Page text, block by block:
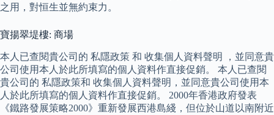
之用，對恒生並無約束力。
寶揚翠堤樓: 商場
本人已查閱貴公司的 私隱政策 和 收集個人資料聲明 ，並同意貴
公司使用本人於此所填寫的個人資料作直接促銷。 本人已查閱
貴公司的 私隱政策和 收集個人資料聲明，並同意貴公司使用本
人於此所填寫的個人資料作直接促銷。 2000年香港政府發表
《鐵路發展策略2000》重新發展西港島綫，但位於山道以南附近